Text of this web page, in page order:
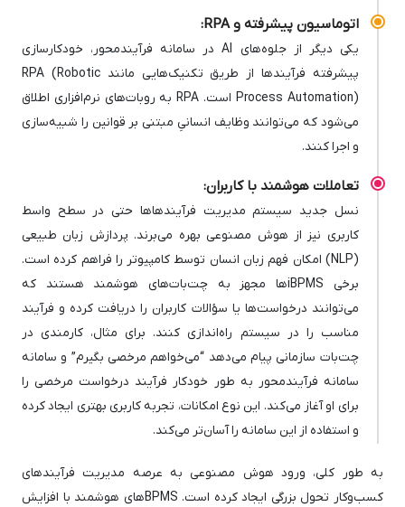
اتوماسیون پیشرفته و RPA:
یکی دیگر از جلوه‌های AI در سامانه فرآیندمحور، خودکارسازی
پیشرفته فرآیندها از طریق تکنیک‌هایی مانند RPA (Robotic
Process Automation) است. RPA به روبات‌های نرم‌افزاری اطلاق
می‌شود که می‌توانند وظایف انسانیِ مبتنی بر قوانین را شبیه‌سازی
و اجرا کنند.
تعاملات هوشمند با کاربران:
نسل جدید سیستم مدیریت فرآیندها‌ها حتی در سطح واسط
کاربری نیز از هوش مصنوعی بهره می‌برند. پردازش زبان طبیعی
(NLP) امکان فهم زبان انسان توسط کامپیوتر را فراهم کرده است.
برخی iBPMSها مجهز به چت‌بات‌های هوشمند هستند که
می‌توانند درخواست‌ها یا سؤالات کاربران را دریافت کرده و فرآیند
مناسب را در سیستم راه‌اندازی کنند. برای مثال، کارمندی در
چت‌بات سازمانی پیام می‌دهد “می‌خواهم مرخصی بگیرم” و سامانه
سامانه فرآیندمحور به طور خودکار فرآیند درخواست مرخصی را
برای او آغاز می‌کند. این نوع امکانات، تجربه کاربری بهتری ایجاد کرده
و استفاده از این سامانه را آسان‌تر می‌کند.
به طور کلی، ورود هوش مصنوعی به عرصه مدیریت فرآیندهای
کسب‌وکار تحول بزرگی ایجاد کرده است. BPMSهای هوشمند با افزایش